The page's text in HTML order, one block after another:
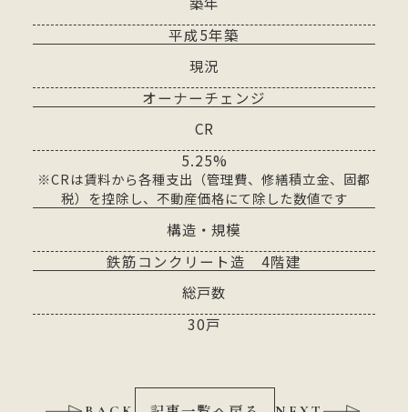
平成5年築
現況
オーナーチェンジ
CR
5.25%
※CRは賃料から各種支出（管理費、修繕積立金、固都
税）を控除し、不動産価格にて除した数値です
構造・規模
鉄筋コンクリート造 4階建
総戸数
30戸